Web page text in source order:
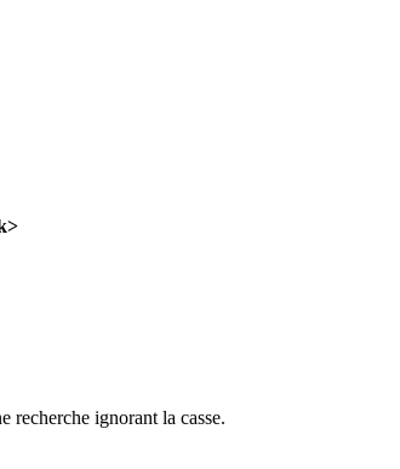
recherche ignorant la casse.